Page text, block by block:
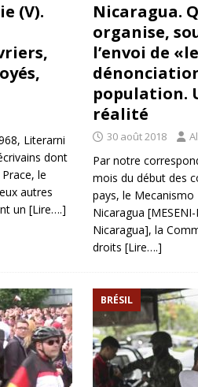
(V).
Literarni
dont
le
autres
un [Lire….]
Nicaragua.
organise,
l’envoi de
population.
réalité
30 août 2018
Par notre
mois du début des
pays, le Mecanismo
Nicaragua
Nicaragua], la
droits [Lire….]
BRÉSIL